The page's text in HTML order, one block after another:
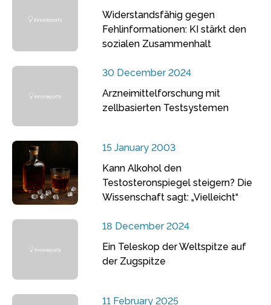
Widerstandsfähig gegen
Fehlinformationen: KI stärkt den
sozialen Zusammenhalt
30 December 2024
Arzneimittelforschung mit
zellbasierten Testsystemen
15 January 2003
Kann Alkohol den
Testosteronspiegel steigern? Die
Wissenschaft sagt: „Vielleicht“
18 December 2024
Ein Teleskop der Weltspitze auf
der Zugspitze
11 February 2025